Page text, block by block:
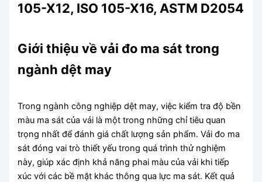
105-X12, ISO 105-X16, ASTM D2054
Giới thiệu về vải đo ma sát trong
ngành dệt may
Trong ngành công nghiệp dệt may, việc kiểm tra độ bền
màu ma sát của vải là một trong những chỉ tiêu quan
trọng nhất để đánh giá chất lượng sản phẩm. Vải đo ma
sát đóng vai trò thiết yếu trong quá trình thử nghiệm
này, giúp xác định khả năng phai màu của vải khi tiếp
xúc với các bề mặt khác thông qua lực ma sát. Kết quả